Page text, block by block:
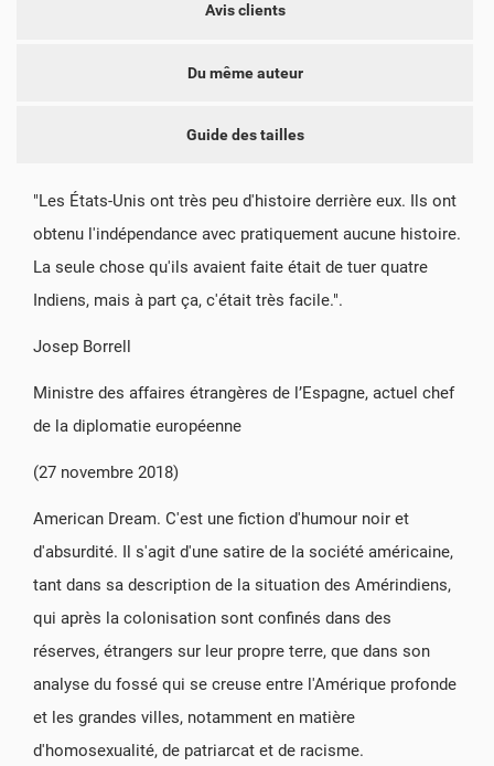
Avis clients
Du même auteur
Guide des tailles
"Les États-Unis ont très peu d'histoire derrière eux. Ils ont
obtenu l'indépendance avec pratiquement aucune histoire.
La seule chose qu'ils avaient faite était de tuer quatre
Indiens, mais à part ça, c'était très facile.".
Josep Borrell
Ministre des affaires étrangères de l’Espagne, actuel chef
de la diplomatie européenne
(27 novembre 2018)
American Dream. C'est une fiction d'humour noir et
d'absurdité. Il s'agit d'une satire de la société américaine,
tant dans sa description de la situation des Amérindiens,
qui après la colonisation sont confinés dans des
réserves, étrangers sur leur propre terre, que dans son
analyse du fossé qui se creuse entre l'Amérique profonde
et les grandes villes, notamment en matière
d'homosexualité, de patriarcat et de racisme.
ANNULER CONNEXION